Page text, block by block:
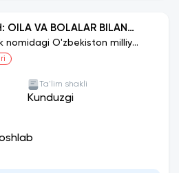
OILA VA BOLALAR BILAN
nomidagi O'zbekiston milliy
Ta'lim shakli
Kunduzgi